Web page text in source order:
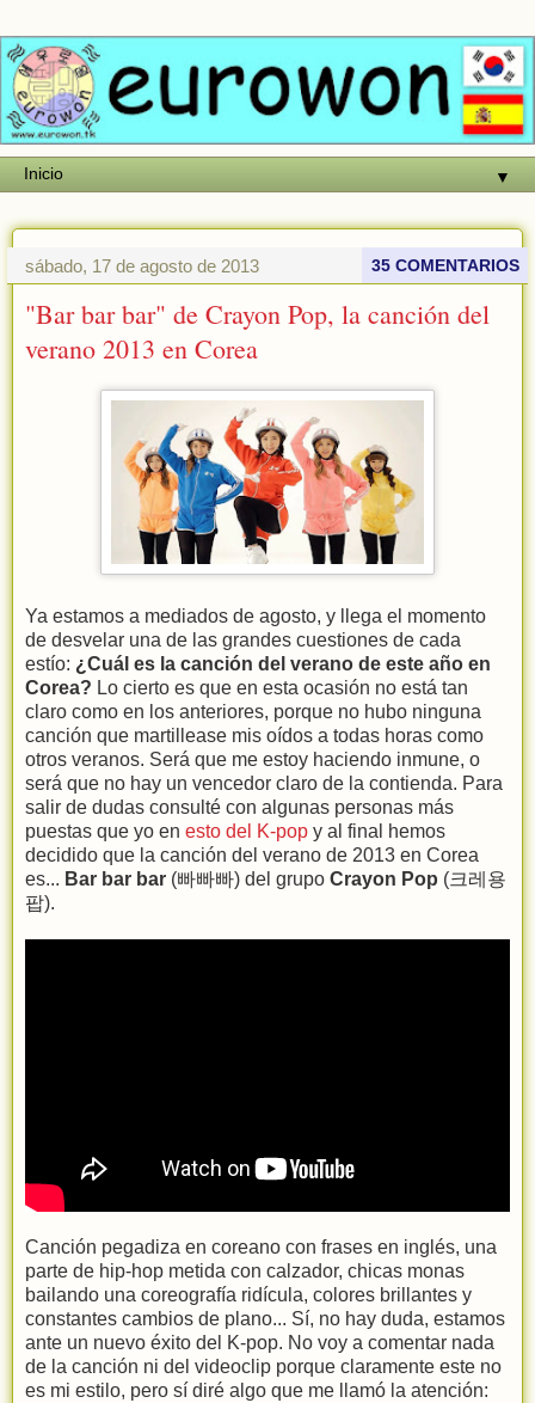
▼
sábado, 17 de agosto de 2013 35 COMENTARIOS
"Bar bar bar" de Crayon Pop, la canción del
verano 2013 en Corea
Ya estamos a mediados de agosto, y llega el momento
de desvelar una de las grandes cuestiones de cada
estío: ¿Cuál es la canción del verano de este año en
Corea? Lo cierto es que en esta ocasión no está tan
claro como en los anteriores, porque no hubo ninguna
canción que martillease mis oídos a todas horas como
otros veranos. Será que me estoy haciendo inmune, o
será que no hay un vencedor claro de la contienda. Para
salir de dudas consulté con algunas personas más
puestas que yo en esto del K-pop y al final hemos
decidido que la canción del verano de 2013 en Corea
es... Bar bar bar (빠빠빠) del grupo Crayon Pop (크레용
팝).
Canción pegadiza en coreano con frases en inglés, una
parte de hip-hop metida con calzador, chicas monas
bailando una coreografía ridícula, colores brillantes y
constantes cambios de plano... Sí, no hay duda, estamos
ante un nuevo éxito del K-pop. No voy a comentar nada
de la canción ni del videoclip porque claramente este no
es mi estilo, pero sí diré algo que me llamó la atención: